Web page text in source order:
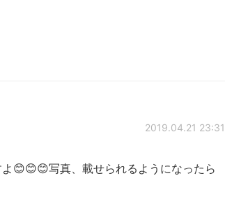
2019.04.21 23:31
😊😊😊写真、載せられるようになったら